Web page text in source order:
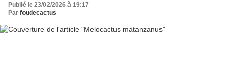
Publié le 23/02/2026 à 19:17
Par foudecactus